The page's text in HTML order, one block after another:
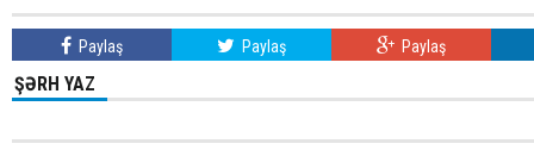
Paylaş Paylaş Paylaş
ŞƏRH YAZ